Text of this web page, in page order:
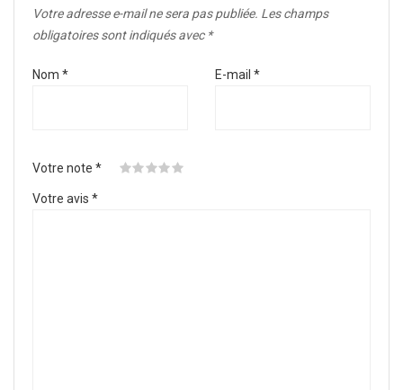
Votre adresse e-mail ne sera pas publiée. Les champs
obligatoires sont indiqués avec *
Nom * E-mail *
Votre note *
Votre avis *